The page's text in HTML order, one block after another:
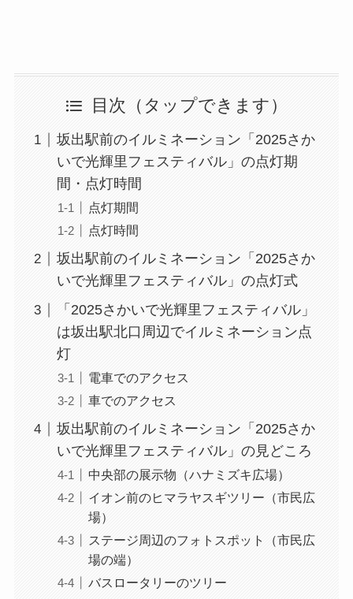
目次
坂出駅前のイルミネーション「2025さか
いで光輝里フェスティバル」の点灯期
間・点灯時間
点灯期間
点灯時間
坂出駅前のイルミネーション「2025さか
いで光輝里フェスティバル」の点灯式
「2025さかいで光輝里フェスティバル」
は坂出駅北口周辺でイルミネーション点
灯
電車でのアクセス
車でのアクセス
坂出駅前のイルミネーション「2025さか
いで光輝里フェスティバル」の見どころ
中央部の展示物（ハナミズキ広場）
イオン前のヒマラヤスギツリー（市民広
場）
ステージ周辺のフォトスポット（市民広
場の端）
バスロータリーのツリー